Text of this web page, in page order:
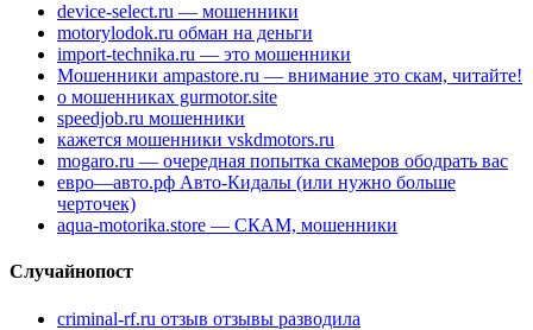
device-select.ru — мошенники
motorylodok.ru обман на деньги
import-technika.ru — это мошенники
Мошенники ampastore.ru — внимание это скам, читайте!
о мошенниках gurmotor.site
speedjob.ru мошенники
кажется мошенники vskdmotors.ru
mogaro.ru — очередная попытка скамеров ободрать вас
евро—авто.рф Авто-Кидалы (или нужно больше
черточек)
aqua-motorika.store — СКАМ, мошенники
Случайнопост
criminal-rf.ru отзыв отзывы разводила